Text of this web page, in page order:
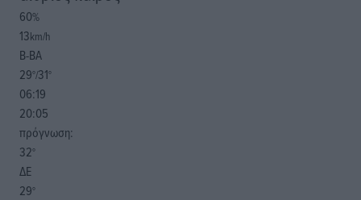
60%
13km/h
Β-ΒΑ
29°/31°
06:19
20:05
πρόγνωση:
32°
ΔΕ
29°